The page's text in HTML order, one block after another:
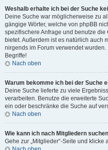
Weshalb erhalte ich bei der Suche
Deine Suche war möglicherweise zu
gängige Wörter, welche von phpBB
spezifischere Anfrage und benutze
bietet. Außerdem ist es natürlich auch
nirgends im Forum verwendet
Begriffe!
Nach oben
Warum bekomme ich bei der Suche
Deine Suche lieferte zu viele
verarbeiten. Benutze die erweiterte
ein oder beschränke die Suche auf
Nach oben
Wie kann ich nach Mitgliedern
Gehe zur „Mitglieder“-Seite und klicke